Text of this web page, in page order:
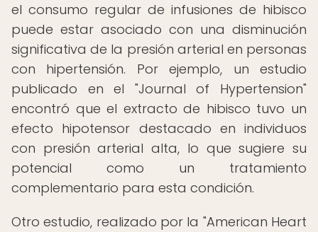
el consumo regular de infusiones de hibisco
puede estar asociado con una disminución
significativa de la presión arterial en personas
con hipertensión. Por ejemplo, un estudio
publicado en el "Journal of Hypertension"
encontró que el extracto de hibisco tuvo un
efecto hipotensor destacado en individuos
con presión arterial alta, lo que sugiere su
potencial como un tratamiento
complementario para esta condición.
Otro estudio, realizado por la "American Heart